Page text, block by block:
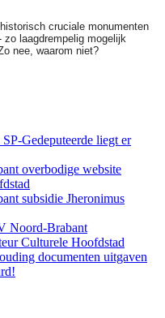
cruciale monumenten
zo laagdrempelig mogelijk
nee, waarom niet?
Gedeputeerde liegt er
overbodige website
subsidie Jheronimus
Noord-Brabant
documenten uitgaven